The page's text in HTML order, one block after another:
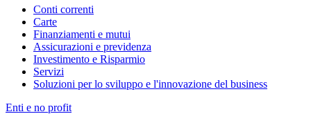
Conti correnti
Carte
Finanziamenti e mutui
Assicurazioni e previdenza
Investimento e Risparmio
Servizi
Soluzioni per lo sviluppo e l'innovazione del business
Enti e no profit